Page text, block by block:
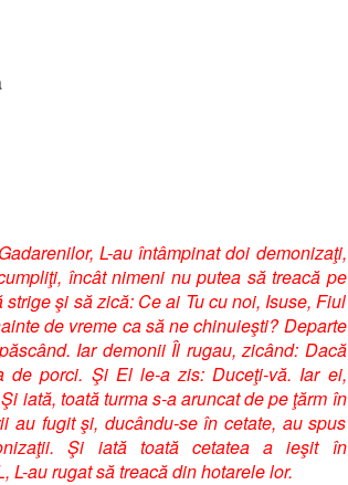
L-au întâmpinat doi demonizaţi,
încât nimeni nu putea să treacă pe
şi să zică: Ce ai Tu cu noi, Isuse, Fiul
de vreme ca să ne chinuieşti? Departe
Iar demonii Îl rugau, zicând: Dacă
de porci. Şi El le-a zis: Duceţi-vă. Iar ei,
iată, toată turma s-a aruncat de pe ţărm în
au fugit şi, ducându-se în cetate, au spus
Şi iată toată cetatea a ieşit în
L-au rugat să treacă din hotarele lor.